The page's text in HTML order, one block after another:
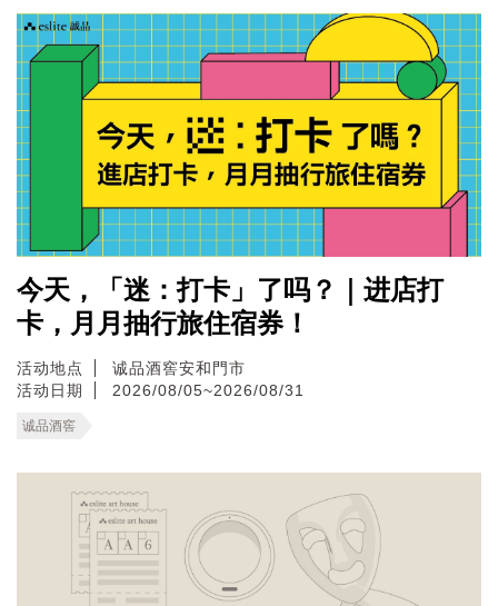
今天，「迷：打卡」了吗？｜进店打
卡，月月抽行旅住宿券！
活动地点
诚品酒窖安和門市
活动日期
2026/08/05~2026/08/31
诚品酒窖